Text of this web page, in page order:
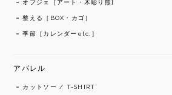
オブジェ［アート・木彫り熊]
整える［BOX・カゴ］
季節［カレンダーetc.］
アパレル
カットソー / T-SHIRT